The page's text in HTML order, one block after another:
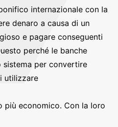
internazionale con la
denaro a causa di un
e pagare conseguenti
perché le banche
sistema per convertire
utilizzare
più economico. Con la loro